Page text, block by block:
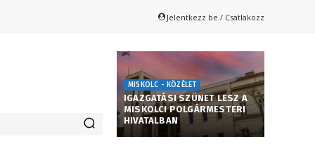
Jelentkezz be / Csatlakozz
MISKOLC - KÖZÉLET
IGAZGATÁSI SZÜNET LESZ A
MISKOLCI POLGÁRMESTERI
HIVATALBAN